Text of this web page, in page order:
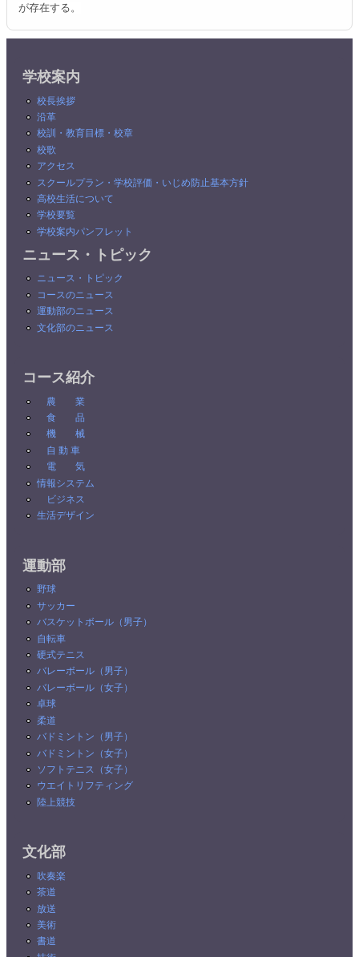
が存在する。
学校案内
校長挨拶
沿革
校訓・教育目標・校章
校歌
アクセス
スクールプラン・学校評価・いじめ防止基本方針
高校生活について
学校要覧
学校案内パンフレット
ニュース・トピック
ニュース・トピック
コースのニュース
運動部のニュース
文化部のニュース
コース紹介
農 業
食 品
機 械
自 動 車
電 気
情報システム
ビジネス
生活デザイン
運動部
野球
サッカー
バスケットボール（男子）
自転車
硬式テニス
バレーボール（男子）
バレーボール（女子）
卓球
柔道
バドミントン（男子）
バドミントン（女子）
ソフトテニス（女子）
ウエイトリフティング
陸上競技
文化部
吹奏楽
茶道
放送
美術
書道